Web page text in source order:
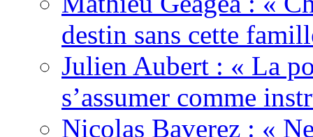
destin sans cette
Julien Aubert : « La
s’assumer comme
Nicolas Baverez : «